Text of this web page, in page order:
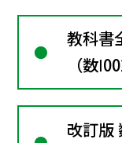
教科書
（数
改訂版